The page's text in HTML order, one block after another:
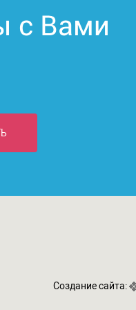
с Вами
Создание сайта: